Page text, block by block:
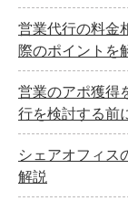
どの
選択
営業代行の料金
際のポイントを
営業のアポ獲得
行を検討する前
シェアオフィス
解説